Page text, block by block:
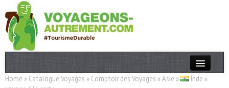
Actualités
Home » Catalogue Voyages » Comptoir des Voyages »Asie » Inde »